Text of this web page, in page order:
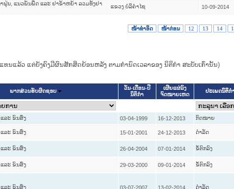
ຝຸ່ນ, ແນວພັນພືດ ແລະ ຢາຂ້າຫຍ້າ ລວມທັງຢາ
ແຂວງ ບໍລິຄໍາໄຊ 10-09-2014
ໜ້າທໍາອິດ ໜ້າກ່ອນ 12 13 14
ນແລ້ວ ແຕ່ຍັງຄົງມີຜົນສັກສິດຍ້ອນຫລັງ ຕາມກໍານົດເວລາຂອງ ນິຕິກໍາ ສະບັບເກົ່ານັ້ນ)
ພາກສ່ວນຮັບຜິດຊອບ
ວັນ-ເດືອນ-ປີ
ນິຕິກໍາ
ເຜີຍແຜ່ລົງ
ຈົດໝາຍເຫດ
ປະເພດນິຕິກ
ລະ ຂົນສົ່ງ 03-04-1999 16-12-2013 ກົດໝາຍ
ລະ ຂົນສົ່ງ 15-01-2001 24-12-2013 ດໍາລັດ
ລະ ຂົນສົ່ງ 26-04-2004 07-01-2014 ຂໍ້ຕົກລົງ
ລະ ຂົນສົ່ງ 29-03-2000 09-01-2014 ຂໍ້ຕົກລົງ
ລະ ຂົນສົ່ງ 03-07-2007 13-02-2014 ດໍາລັດ